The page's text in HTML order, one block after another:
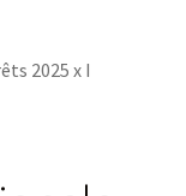
2025 x I